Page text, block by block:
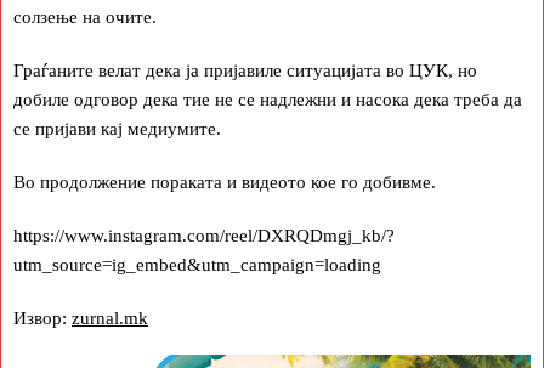
солзење на очите.
Граѓаните велат дека ја пријавиле ситуацијата во ЦУК, но
добиле одговор дека тие не се надлежни и насока дека треба да
се пријави кај медиумите.
Во продолжение пораката и видеото кое го добивме.
https://www.instagram.com/reel/DXRQDmgj_kb/?
utm_source=ig_embed&utm_campaign=loading
Извор: zurnal.mk